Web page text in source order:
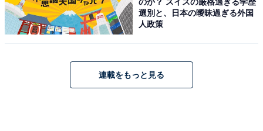
のか？ スイスの厳格過ぎる学歴
選別と、日本の曖昧過ぎる外国
人政策
連載をもっと見る